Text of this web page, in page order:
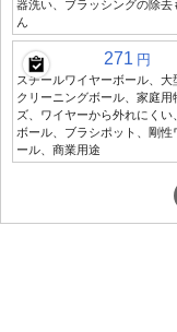
器洗い、ブラッシングの除去
ん
271 円
スチールワイヤーボール、大
クリーニングボール、家庭用
ズ、ワイヤーから外れにくい
ボール、ブラシポット、剛性
ール、商業用途